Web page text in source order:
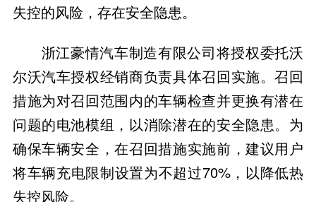
失控的风险，存在安全隐患。
浙江豪情汽车制造有限公司将授权委托沃
尔沃汽车授权经销商负责具体召回实施。召回
措施为对召回范围内的车辆检查并更换有潜在
问题的电池模组，以消除潜在的安全隐患。为
确保车辆安全，在召回措施实施前，建议用户
将车辆充电限制设置为不超过70%，以降低热
失控风险。